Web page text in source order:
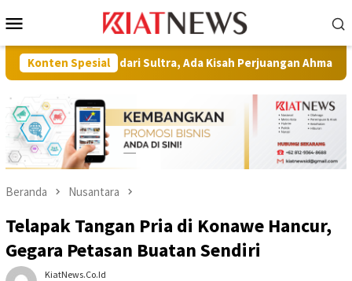
ke
Mobile
Konten Spesial
dari Sultra, Ada Kisah Perjuangan Ahmad Akbar Tembus
Beranda Nusantara
Telapak Tangan Pria di Konawe Hancur,
Gegara Petasan Buatan Sendiri
KiatNews.co.id